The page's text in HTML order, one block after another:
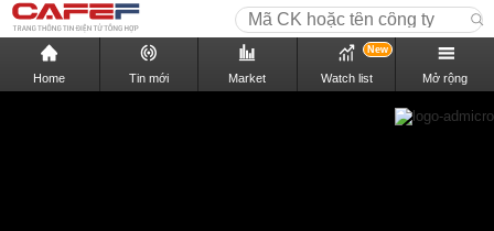
Home Tin mới Market Watch list
New
Mở rộng